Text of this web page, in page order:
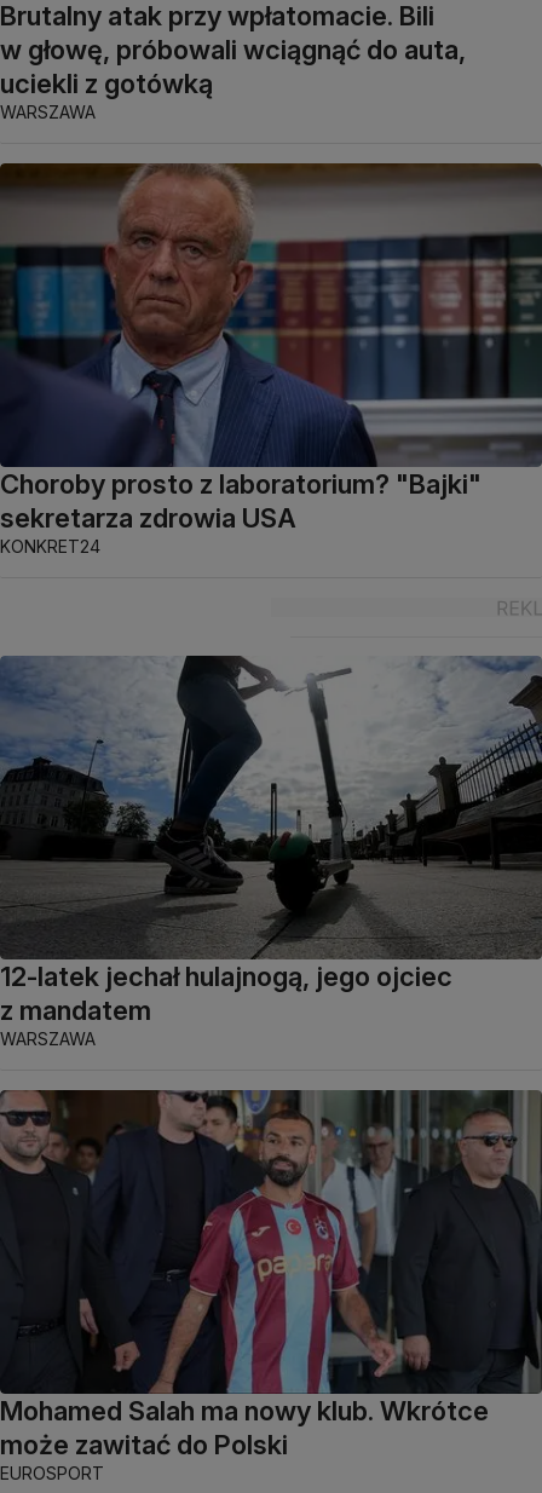
Brutalny atak przy wpłatomacie. Bili
w głowę, próbowali wciągnąć do auta,
uciekli z gotówką
WARSZAWA
Choroby prosto z laboratorium? "Bajki"
sekretarza zdrowia USA
KONKRET24
12-latek jechał hulajnogą, jego ojciec
z mandatem
WARSZAWA
Mohamed Salah ma nowy klub. Wkrótce
może zawitać do Polski
EUROSPORT